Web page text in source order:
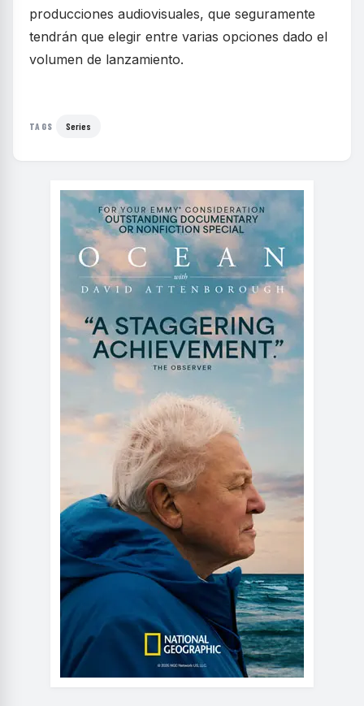
producciones audiovisuales, que seguramente
tendrán que elegir entre varias opciones dado el
volumen de lanzamiento.
TAGS Series